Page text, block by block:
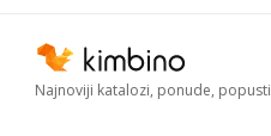
Najnoviji katalozi, ponude, popusti